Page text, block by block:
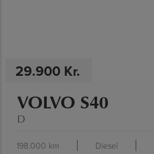
29.900 Kr.
VOLVO S40
D
198.000 km Diesel